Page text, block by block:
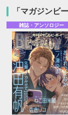
「マガジンビ
雑誌・アンソロジー